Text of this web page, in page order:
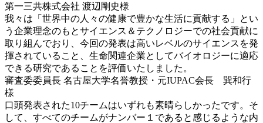
第一三共株式会社 渡辺剛史様
我々は「世界中の人々の健康で豊かな生活に貢献する」とい
う企業理念のもとサイエンス＆テクノロジーでの社会貢献に
取り組んでおり、今回の発表は高いレベルのサイエンスを発
揮されていること、生命関連企業としてバイオロジーに適応
できる研究であることを評価いたしました。
審査委委員長 名古屋大学名誉教授・元IUPAC会長 巽和行
様
口頭発表された10チームはいずれも素晴らしかったです。そ
して、すべてのチームがナンバー１であると感じるような内